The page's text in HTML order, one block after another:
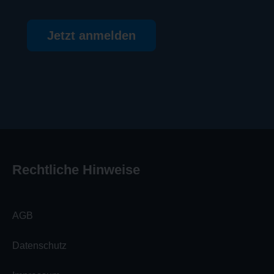
Jetzt anmelden
Rechtliche Hinweise
AGB
Datenschutz